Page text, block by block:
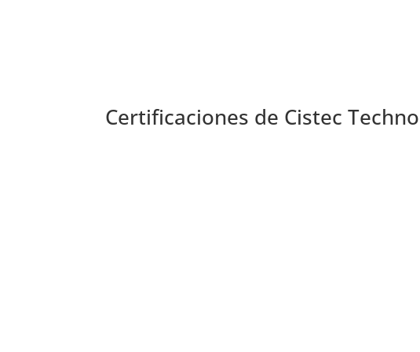
Certificaciones de Cistec